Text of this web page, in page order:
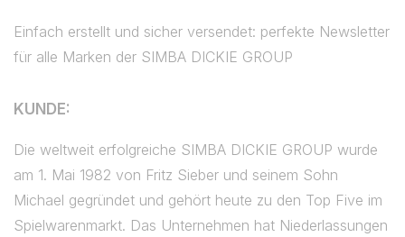
Einfach erstellt und sicher versendet: perfekte Newsletter
für alle Marken der SIMBA DICKIE GROUP
KUNDE:
Die weltweit erfolgreiche SIMBA DICKIE GROUP wurde
am 1. Mai 1982 von Fritz Sieber und seinem Sohn
Michael gegründet und gehört heute zu den Top Five im
Spielwarenmarkt. Das Unternehmen hat Niederlassungen